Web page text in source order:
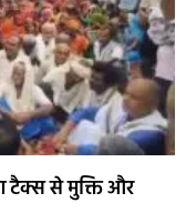
टैक्स से मुक्ति और